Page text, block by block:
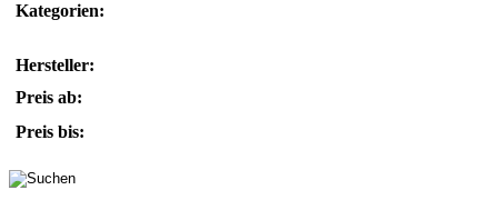
Kategorien:
Hersteller:
Preis ab:
Preis bis: